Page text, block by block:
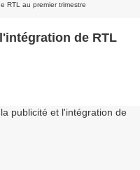
RTL au premier trimestre
de RTL